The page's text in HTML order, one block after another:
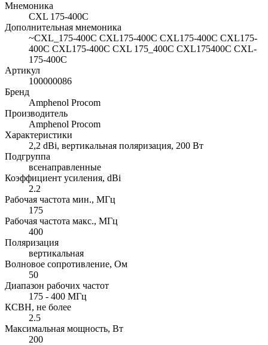
Мнемоника
CXL 175-400C
Дополнительная мнемоника
~CXL_175-400C CXL175-400C CXL175-400C CXL175-
400C CXL175-400C CXL 175_400C CXL175400C CXL-
175-400C
Артикул
100000086
Бренд
Amphenol Procom
Производитель
Amphenol Procom
Характеристики
2,2 dBi, вертикальная поляризация, 200 Вт
Подгруппа
всенаправленные
Коэффициент усиления, dBi
2.2
Рабочая частота мин., МГц
175
Рабочая частота макс., МГц
400
Поляризация
вертикальная
Волновое сопротивление, Ом
50
Диапазон рабочих частот
175 - 400 МГц
КСВН, не более
2.5
Максимальная мощность, Вт
200